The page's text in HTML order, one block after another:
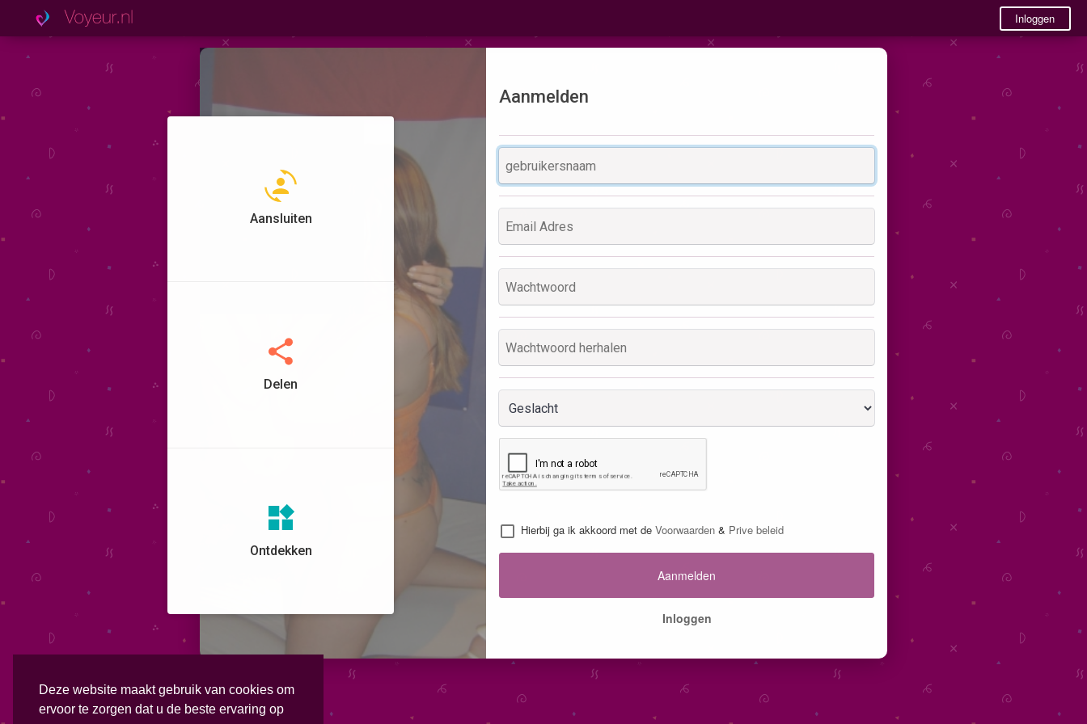
Deze website maakt gebruik van cookies om
ervoor te zorgen dat u de beste ervaring op
Inloggen
Aansluiten
Delen
Ontdekken
Aanmelden
Hierbij ga ik akkoord met deVoorwaarden & Prive beleid
Aanmelden
Inloggen